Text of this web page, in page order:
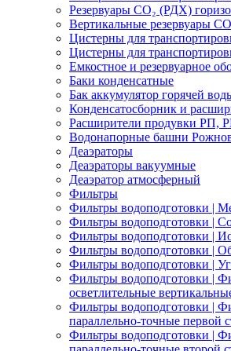
Резервуары СО₂ (РДХ)
Вертикальные резервуары
Цистерны для
Цистерны для
Емкостное и резервуарное
Баки конденсатные
Бак аккумулятор горячей
Конденсатосборник и
Расширители продувки РП,
Водонапорные башни
Деаэраторы
Деаэраторы вакуумные
Деаэратор атмосферный
Фильтры
Фильтры водоподготовки |
Фильтры водоподготовки |
Фильтры водоподготовки |
Фильтры водоподготовки |
Фильтры водоподготовки |
Фильтры водоподготовки |
осветлительные
Фильтры водоподготовки |
параллельно-точные
Фильтры водоподготовки |